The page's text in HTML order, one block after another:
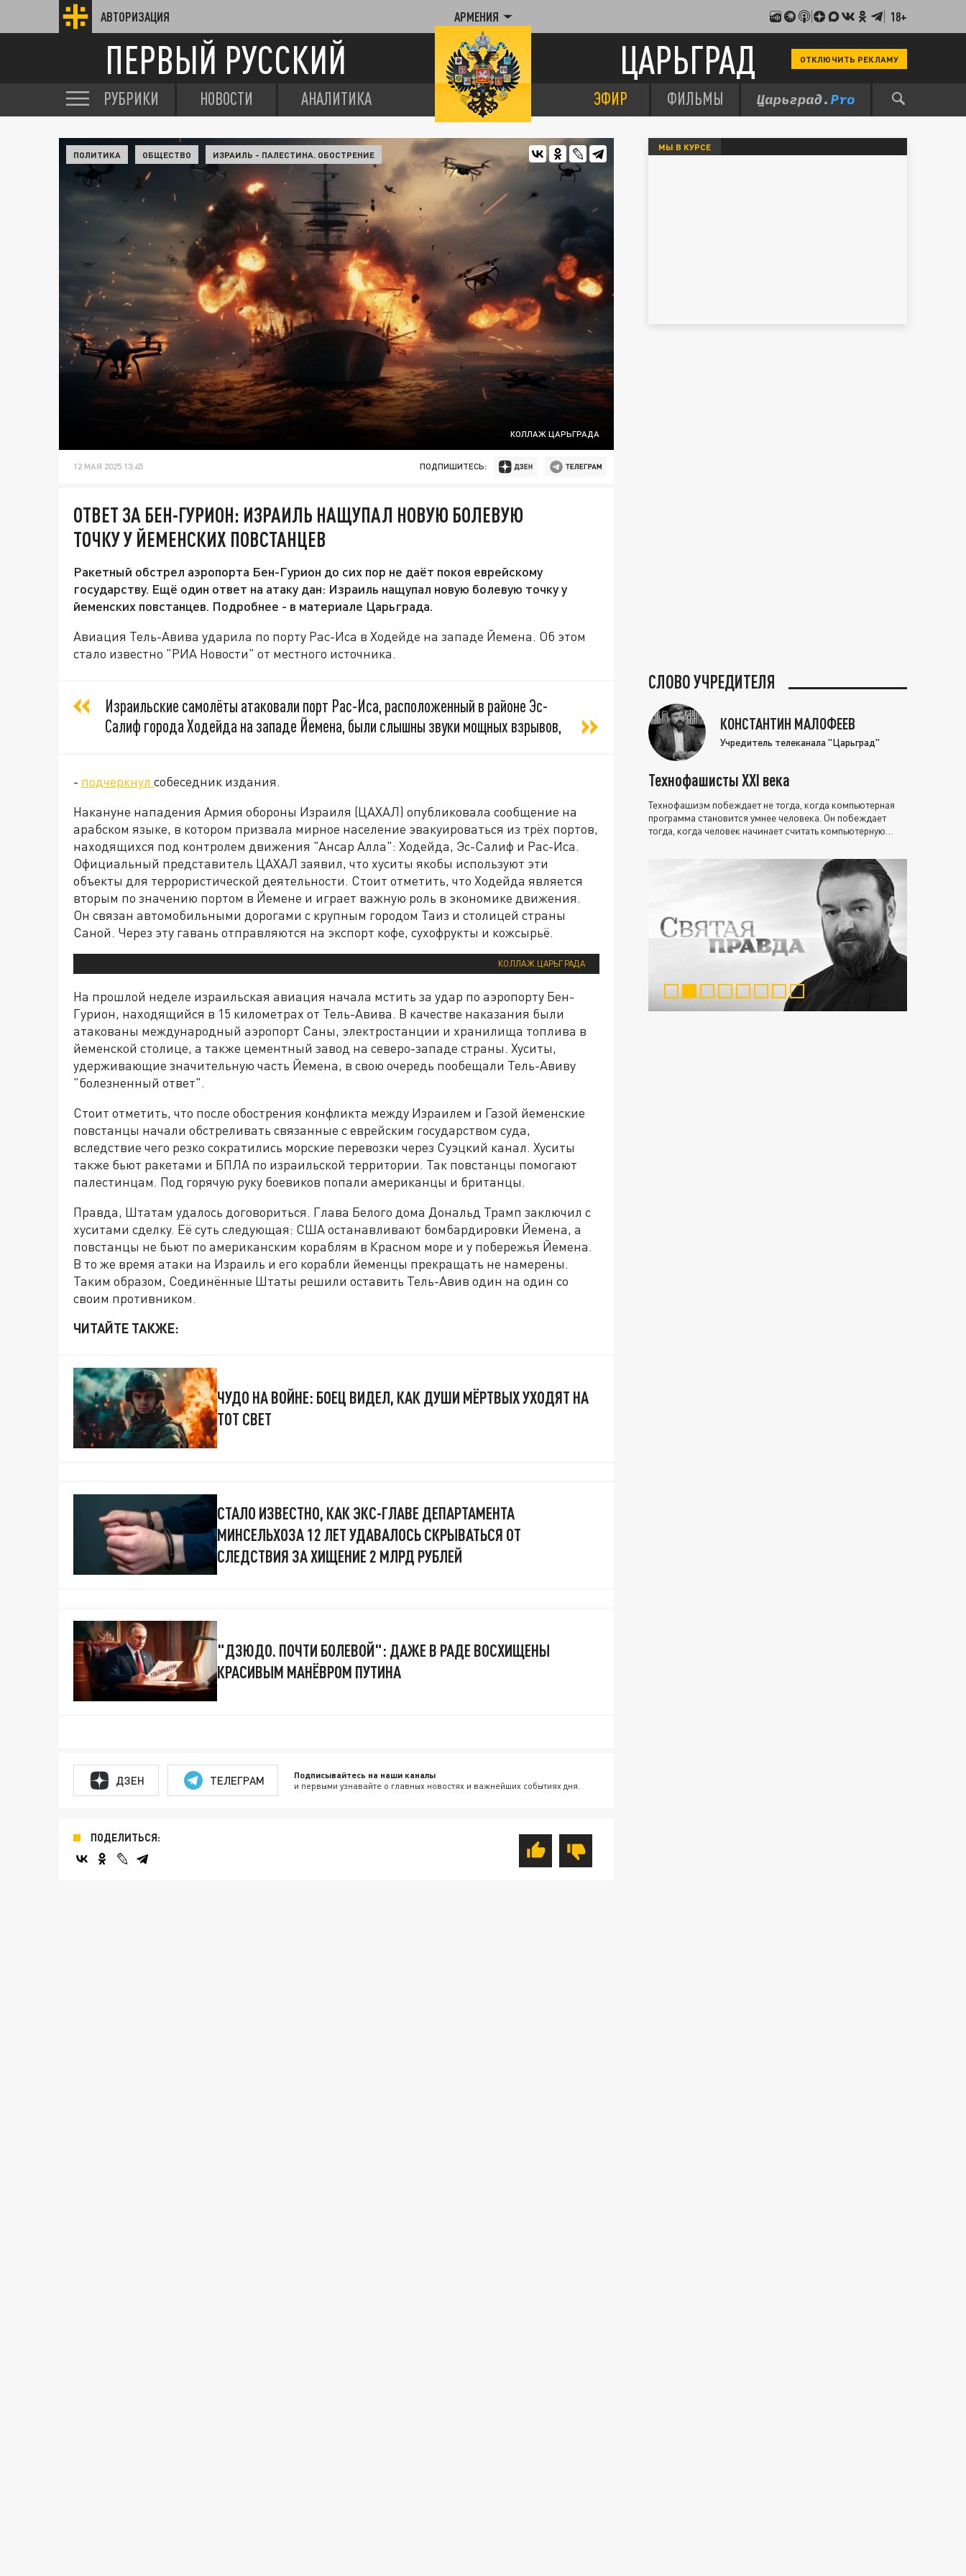
АВТОРИЗАЦИЯ АРМЕНИЯ 18+
ПЕРВЫЙ РУССКИЙ ЦАРЬГРАД ОТКЛЮЧИТЬ РЕКЛАМУ
РУБРИКИ НОВОСТИ АНАЛИТИКА ЭФИР ФИЛЬМЫ
КОЛЛАЖ ЦАРЬГРАДА
ПОЛИТИКА ОБЩЕСТВО ИЗРАИЛЬ - ПАЛЕСТИНА. ОБОСТРЕНИЕ
12 МАЯ 2025 13:45 ПОДПИШИТЕСЬ:
ОТВЕТ ЗА БЕН-ГУРИОН: ИЗРАИЛЬ НАЩУПАЛ НОВУЮ БОЛЕВУЮ
ТОЧКУ У ЙЕМЕНСКИХ ПОВСТАНЦЕВ
Ракетный обстрел аэропорта Бен-Гурион до сих пор не даёт покоя еврейскому
государству. Ещё один ответ на атаку дан: Израиль нащупал новую болевую точку у
йеменских повстанцев. Подробнее - в материале Царьграда.
Авиация Тель-Авива ударила по порту Рас-Иса в Ходейде на западе Йемена. Об этом
стало известно "РИА Новости" от местного источника.
Израильские самолёты атаковали порт Рас-Иса, расположенный в районе Эс-
Салиф города Ходейда на западе Йемена, были слышны звуки мощных взрывов,
- подчеркнул собеседник издания.
Накануне нападения Армия обороны Израиля (ЦАХАЛ) опубликовала сообщение на
арабском языке, в котором призвала мирное население эвакуироваться из трёх портов,
находящихся под контролем движения "Ансар Алла": Ходейда, Эс-Салиф и Рас-Иса.
Официальный представитель ЦАХАЛ заявил, что хуситы якобы используют эти
объекты для террористической деятельности. Стоит отметить, что Ходейда является
вторым по значению портом в Йемене и играет важную роль в экономике движения.
Он связан автомобильными дорогами с крупным городом Таиз и столицей страны
Саной. Через эту гавань отправляются на экспорт кофе, сухофрукты и кожсырьё.
КОЛЛАЖ ЦАРЬГРАДА
На прошлой неделе израильская авиация начала мстить за удар по аэропорту Бен-
Гурион, находящийся в 15 километрах от Тель-Авива. В качестве наказания были
атакованы международный аэропорт Саны, электростанции и хранилища топлива в
йеменской столице, а также цементный завод на северо-западе страны. Хуситы,
удерживающие значительную часть Йемена, в свою очередь пообещали Тель-Авиву
"болезненный ответ".
Стоит отметить, что после обострения конфликта между Израилем и Газой йеменские
повстанцы начали обстреливать связанные с еврейским государством суда,
вследствие чего резко сократились морские перевозки через Суэцкий канал. Хуситы
также бьют ракетами и БПЛА по израильской территории. Так повстанцы помогают
палестинцам. Под горячую руку боевиков попали американцы и британцы.
Правда, Штатам удалось договориться. Глава Белого дома Дональд Трамп заключил с
хуситами сделку. Её суть следующая: США останавливают бомбардировки Йемена, а
повстанцы не бьют по американским кораблям в Красном море и у побережья Йемена.
В то же время атаки на Израиль и его корабли йеменцы прекращать не намерены.
Таким образом, Соединённые Штаты решили оставить Тель-Авив один на один со
своим противником.
ЧИТАЙТЕ ТАКЖЕ:
ЧУДО НА ВОЙНЕ: БОЕЦ ВИДЕЛ, КАК ДУШИ МЁРТВЫХ УХОДЯТ НА
ТОТ СВЕТ
СТАЛО ИЗВЕСТНО, КАК ЭКС-ГЛАВЕ ДЕПАРТАМЕНТА
МИНСЕЛЬХОЗА 12 ЛЕТ УДАВАЛОСЬ СКРЫВАТЬСЯ ОТ
СЛЕДСТВИЯ ЗА ХИЩЕНИЕ 2 МЛРД РУБЛЕЙ
"ДЗЮДО. ПОЧТИ БОЛЕВОЙ": ДАЖЕ В РАДЕ ВОСХИЩЕНЫ
КРАСИВЫМ МАНЁВРОМ ПУТИНА
ДЗЕН ТЕЛЕГРАМ Подписывайтесь на наши каналы
и первыми узнавайте о главных новостях и важнейших событиях дня.
ПОДЕЛИТЬСЯ:
МЫ В КУРСЕ
СЛОВО УЧРЕДИТЕЛЯ
КОНСТАНТИН МАЛОФЕЕВ
Учредитель телеканала "Царьград"
Технофашисты XXI века
Технофашизм побеждает не тогда, когда компьютерная
программа становится умнее человека. Он побеждает
тогда, когда человек начинает считать компьютерную